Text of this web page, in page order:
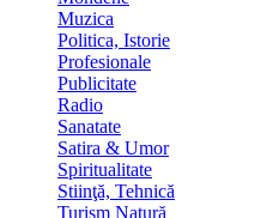
Muzica
Politica, Istorie
Profesionale
Publicitate
Radio
Sanatate
Satira & Umor
Spiritualitate
Stiinţă, Tehnică
Turism Natură